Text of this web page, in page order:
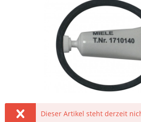
Dieser Artikel steht derzeit